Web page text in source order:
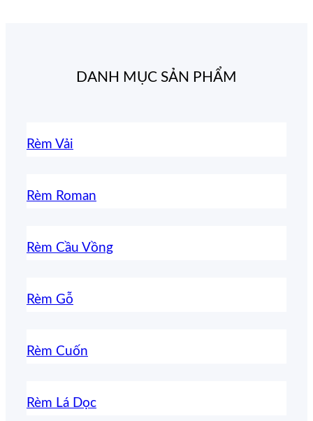
DANH MỤC SẢN PHẨM
Rèm Vải
Rèm Roman
Rèm Cầu Vồng
Rèm Gỗ
Rèm Cuốn
Rèm Lá Dọc